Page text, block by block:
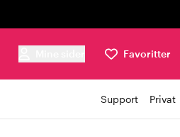
Favoritter
Support Privat